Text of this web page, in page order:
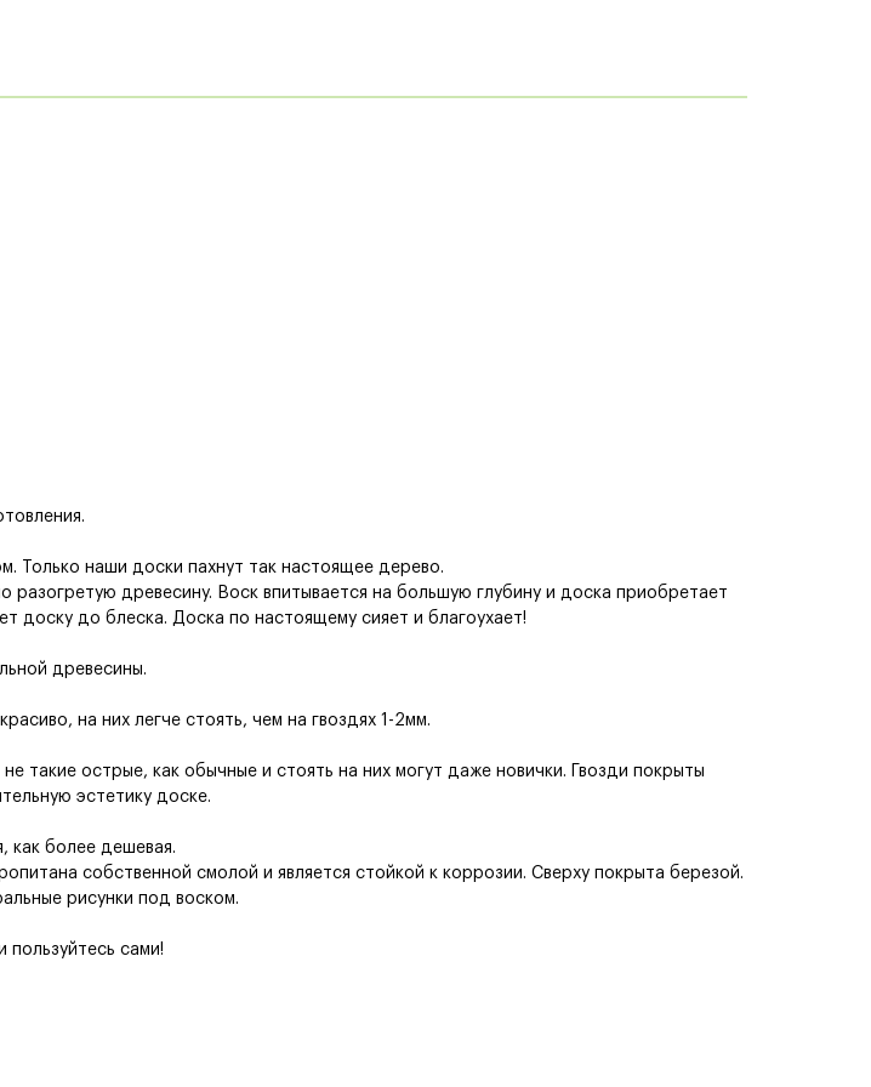
Только наши доски пахнут так настоящее дерево.
древесину. Воск впитывается на большую глубину и доска приобретает
доску до блеска. Доска по настоящему сияет и благоухает!
древесины.
на них легче стоять, чем на гвоздях 1-2мм.
такие острые, как обычные и стоять на них могут даже новички. Гвозди покрыты
эстетику доске.
как более дешевая.
собственной смолой и является стойкой к коррозии. Сверху покрыта березой.
рисунки под воском.
сами!